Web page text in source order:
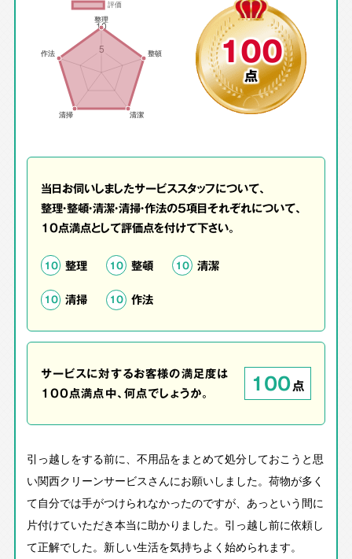
100
点
当日お伺いしましたサービススタッフについて、
整理・整頓・清潔・清掃・作法の5項目それぞれについて、
10点満点として評価点を付けて下さい。
10 整理 10 整頓 10 清潔
10 清掃 10 作法
サービスに対するお客様の満足度は
100点満点中、何点でしょうか。
100点
引っ越しをする前に、不用品をまとめて処分しておこうと思
い関西クリーンサービスさんにお願いしました。荷物が多く
て自分では手がつけられなかったのですが、あっという間に
片付けていただき本当に助かりました。引っ越し前に依頼し
て正解でした。新しい生活を気持ちよく始められます。